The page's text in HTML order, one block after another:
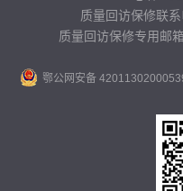
质量回访保修联
质量回访保修专用邮
鄂公网安备